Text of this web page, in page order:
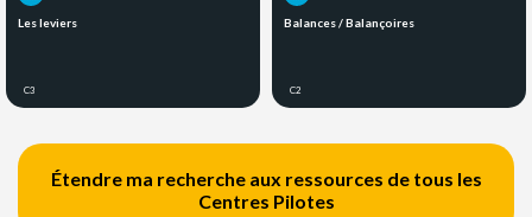
Les leviers
C3
Balances / Balançoires
C2
Étendre ma recherche aux ressources de tous les
Centres Pilotes